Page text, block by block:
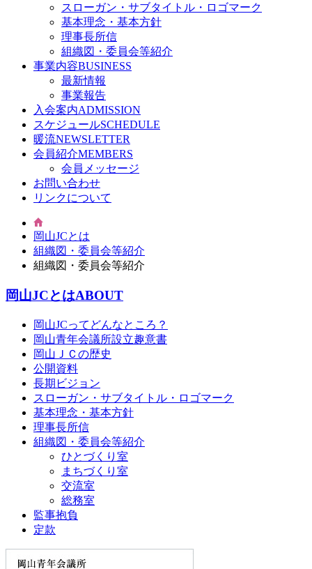
スローガン・サブタイトル・ロゴマーク
基本理念・基本方針
理事長所信
組織図・委員会等紹介
事業内容BUSINESS
最新情報
事業報告
入会案内ADMISSION
スケジュールSCHEDULE
暖流NEWSLETTER
会員紹介MEMBERS
会員メッセージ
お問い合わせ
リンクについて
岡山JCとは
組織図・委員会等紹介
組織図・委員会等紹介
岡山JCとはABOUT
岡山JCってどんなところ？
岡山青年会議所設立趣意書
岡山ＪＣの歴史
公開資料
長期ビジョン
スローガン・サブタイトル・ロゴマーク
基本理念・基本方針
理事長所信
組織図・委員会等紹介
ひとづくり室
まちづくり室
交流室
総務室
監事抱負
定款